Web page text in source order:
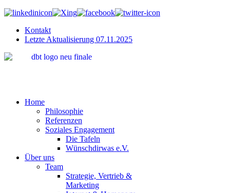
Kontakt
Letzte Aktualisierung 07.11.2025
"Wir
Home
Philosophie
Referenzen
Soziales Engagement
Die Tafeln
Wünschdirwas e.V.
Über uns
Team
Strategie, Vertrieb &
Marketing